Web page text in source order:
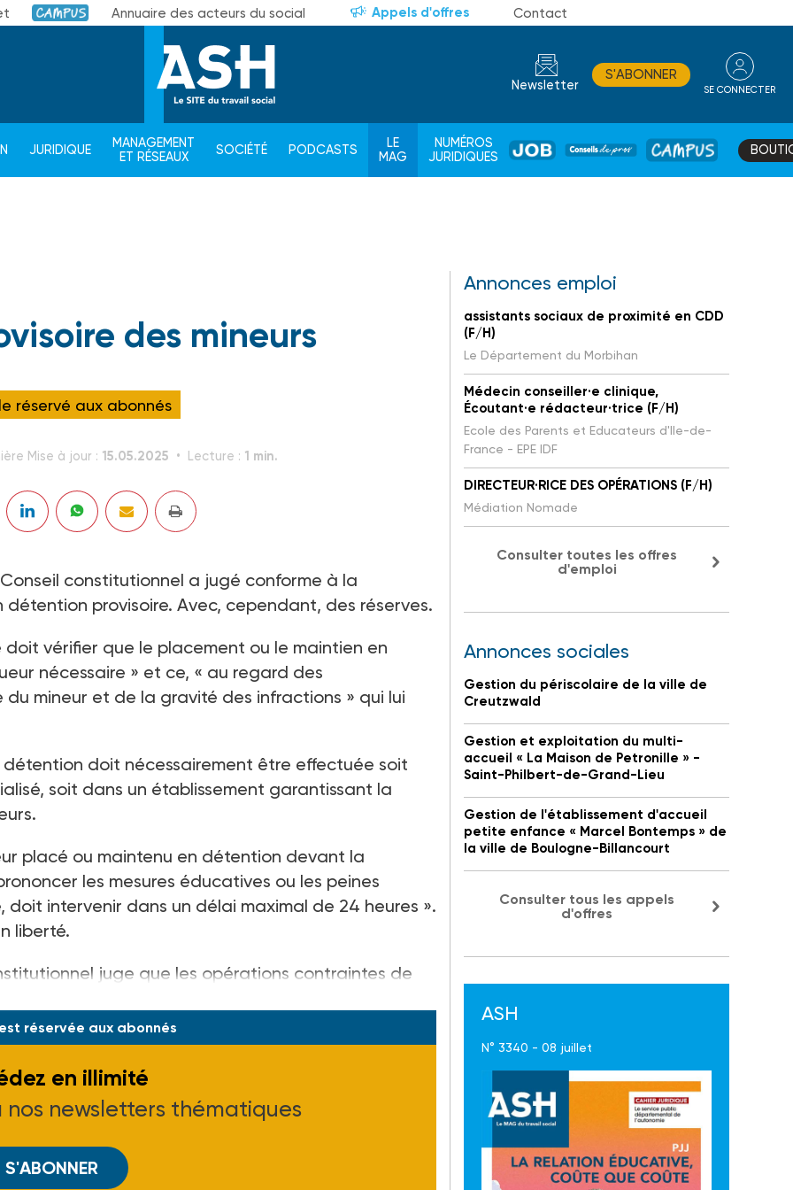
Campus Annuaire des acteurs du social Appels d'offres Contact
Newsletter
S'ABONNER
SE CONNECTER
JURIDIQUE
MANAGEMENT
ET RÉSEAUX
SOCIÉTÉ PODCASTS
LE
MAG
NUMÉROS
JURIDIQUES
JOB
DE
CAMPUS
des mineurs
réservé aux abonnés
Mise à jour : 15.05.2025 Lecture : 1 min.
constitutionnel a jugé conforme à la
provisoire. Avec, cependant, des réserves.
vérifier que le placement ou le maintien en
nécessaire » et ce, « au regard des
mineur et de la gravité des infractions » qui lui
doit nécessairement être effectuée soit
soit dans un établissement garantissant la
placé ou maintenu en détention devant la
les mesures éducatives ou les peines
intervenir dans un délai maximal de 24 heures ».
liberté.
juge que les opérations contraintes de
réservée aux abonnés
en illimité
nos newsletters thématiques
S'ABONNER
Annonces emploi
assistants sociaux de proximité en CDD
(F/H)
Le Département du Morbihan
Médecin conseiller·e clinique,
Écoutant·e rédacteur·trice (F/H)
Ecole des Parents et Educateurs d'Ile-de-
France - EPE IDF
DIRECTEUR·RICE DES OPÉRATIONS (F/H)
Médiation Nomade
Consulter toutes les offres
d'emploi
Annonces sociales
Gestion du périscolaire de la ville de
Creutzwald
Gestion et exploitation du multi-
accueil « La Maison de Petronille » -
Saint-Philbert-de-Grand-Lieu
Gestion de l'établissement d'accueil
petite enfance « Marcel Bontemps » de
la ville de Boulogne-Billancourt
Consulter tous les appels
d'offres
ASH
N° 3340 - 08 juillet